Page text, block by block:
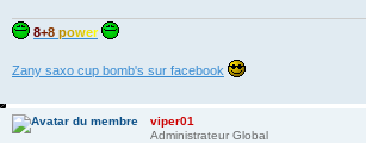
8+8 power
Zany saxo cup bomb's sur facebook
viper01
Administrateur Global